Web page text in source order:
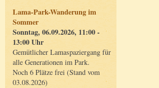
Lama-Park-Wanderung im
Sommer
Sonntag, 06.09.2026, 11:00 -
13:00 Uhr
Gemütlicher Lamaspaziergang für
alle Generationen im Park.
Noch 6 Plätze frei (Stand vom
03.08.2026)